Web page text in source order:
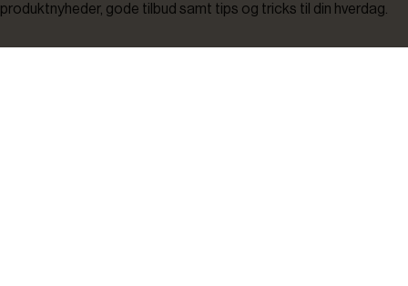
produktnyheder, gode tilbud samt tips og tricks til din hverdag.